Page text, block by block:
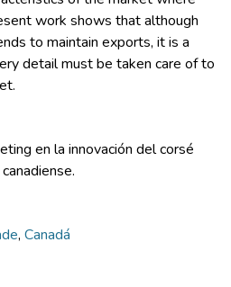
work shows that although
to maintain exports, it is a
detail must be taken care of to
en la innovación del corsé
, Canadá